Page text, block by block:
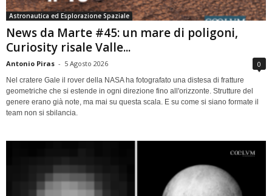
Astronautica ed Esplorazione Spaziale
News da Marte #45: un mare di poligoni,
Curiosity risale Valle...
Antonio Piras - 5 Agosto 2026 0
Nel cratere Gale il rover della NASA ha fotografato una distesa di fratture
geometriche che si estende in ogni direzione fino all'orizzonte. Strutture del
genere erano già note, ma mai su questa scala. E su come si siano formate il
team non si sbilancia.